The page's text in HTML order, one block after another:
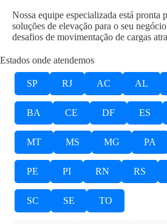
Nossa equipe especializada está pronta
soluções de elevação para o seu
desafios de movimentação de cargas
Estados onde atendemos
SP RJ AC AL
BA CE DF ES
MT MS MG PA
PE PI RN RS
SC SE TO